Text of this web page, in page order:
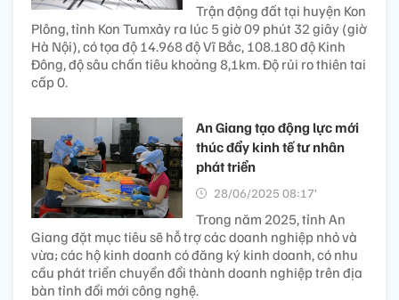
Trận động đất tại huyện Kon
Plông, tỉnh Kon Tumxảy ra lúc 5 giờ 09 phút 32 giây (giờ
Hà Nội), có tọa độ 14.968 độ Vĩ Bắc, 108.180 độ Kinh
Đông, độ sâu chấn tiêu khoảng 8,1km. Độ rủi ro thiên tai
cấp 0.
An Giang tạo động lực mới
thúc đẩy kinh tế tư nhân
phát triển
28/06/2025 08:17’
Trong năm 2025, tỉnh An
Giang đặt mục tiêu sẽ hỗ trợ các doanh nghiệp nhỏ và
vừa; các hộ kinh doanh có đăng ký kinh doanh, có nhu
cầu phát triển chuyển đổi thành doanh nghiệp trên địa
bàn tỉnh đổi mới công nghệ.